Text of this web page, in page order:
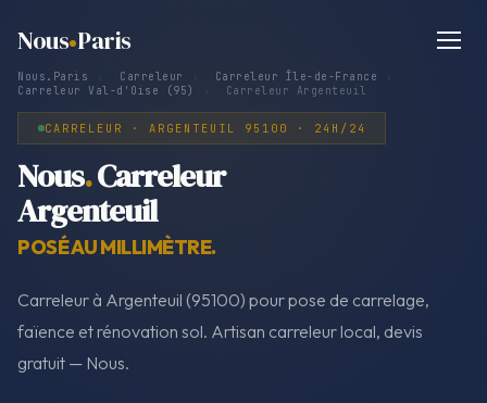
Nous Paris
Nous.Paris Carreleur Carreleur Île-de-France
Carreleur Val-d'Oise (95)
Carreleur Argenteuil
CARRELEUR · ARGENTEUIL 95100 · 24H/24
Nous.Carreleur
Argenteuil
POSÉ AU MILLIMÈTRE.
Carreleur à Argenteuil (95100) pour pose de carrelage,
faïence et rénovation sol. Artisan carreleur local, devis
gratuit — Nous.